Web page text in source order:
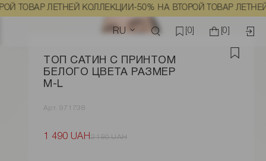
ЛЕТНЕЙ КОЛЛЕКЦИИ -50% НА ВТОРОЙ ТОВАР ЛЕТНЕЙ
RU [0] [0]
ТОП САТИН С ПРИНТОМ
БЕЛОГО ЦВЕТА РАЗМЕР
M-L
Арт. 971738
1 490 UAH2 190 UAH